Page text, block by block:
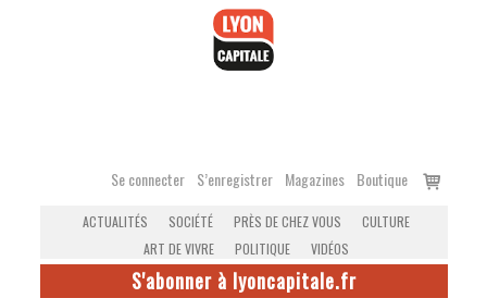
Se connecter S’enregistrer Magazines Boutique
Voir
ACTUALITÉS SOCIÉTÉ PRÈS DE CHEZ VOUS
CULTURE
ART DE VIVRE
POLITIQUE VIDÉOS
S'abonner à lyoncapitale.fr